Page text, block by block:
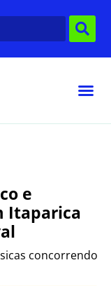
e
Itaparica
concorrendo